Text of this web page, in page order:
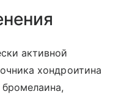
активной
хондроитина